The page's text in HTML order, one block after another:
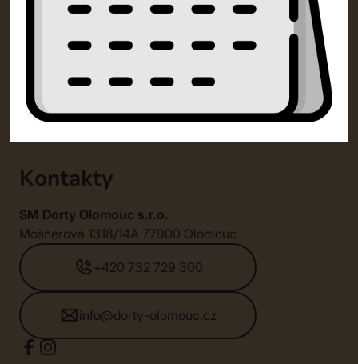
Kontakty
SM Dorty Olomouc s.r.o.
Mošnerova 1318/14A 77900 Olomouc
+420 732 729 300
info@dorty-olomouc.cz